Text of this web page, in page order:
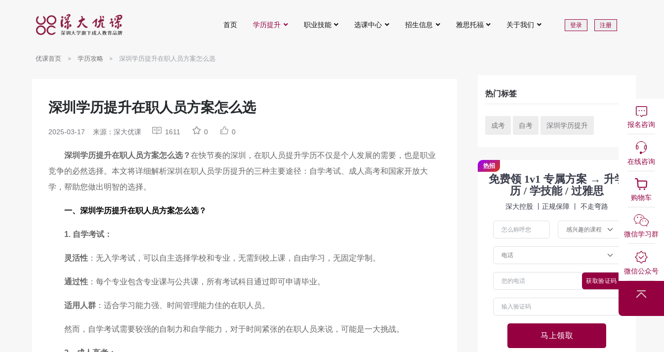
首页 学历提升 职业技能 选课中心 招生信息 雅思托福 关于我们 登录 注册
优课首页 学历攻略 深圳学历提升在职人员方案怎么选
深圳学历提升在职人员方案怎么选
2025-03-17 来源：深大优课 1611 0 0
深圳学历提升在职人员方案怎么选？在快节奏的深圳，在职人员提升学历不仅是个人发展的需要，也是职业
竞争的必然选择。本文将详细解析深圳在职人员学历提升的三种主要途径：自学考试、成人高考和国家开放大
学，帮助您做出明智的选择。
一、 深圳学历提升在职人员方案怎么选？
1. 自学考试：
灵活性 ：无入学考试，可以自主选择学校和专业，无需到校上课，自由学习，无固定学制。
通过性 ：每个专业包含专业课与公共课，所有考试科目通过即可申请毕业。
适用人群 ：适合学习能力强、时间管理能力佳的在职人员。
然而，自学考试需要较强的自制力和自学能力，对于时间紧张的在职人员来说，可能是一大挑战。
热门标签
成考 自考 深圳学历提升
免费领 1v1 专属方案 → 升学
历 / 学技能 / 过雅思
深大控股 丨正规保障 丨 不走弯路
热招
获取验证码
马上领取
报名咨询
在线咨询
购物车
微信学习群
微信公众号